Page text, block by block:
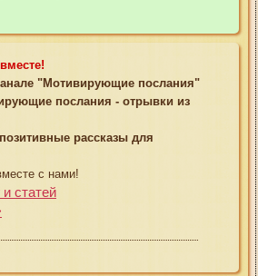
"Мотивирующие послания"
послания - отрывки из
позитивные рассказы для
с нами!
статей